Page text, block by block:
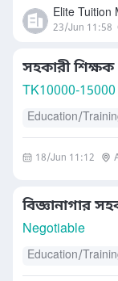
Elite Tuition
23/Jun 11:58
সহকারী
TK10000-15000
Education/
18/Jun 11:12
বিজ্ঞানাগার
Negotiable
Education/